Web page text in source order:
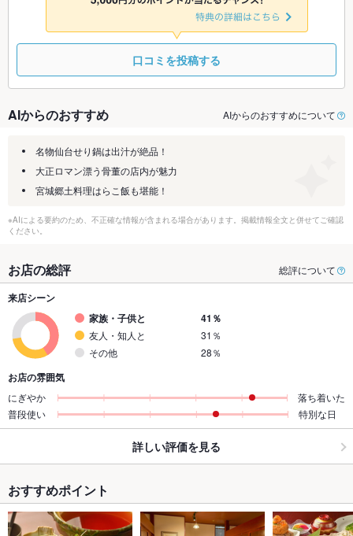
口コミを投稿する
AIからのおすすめ AIからのおすすめについて
名物仙台せり鍋は出汁が絶品！
大正ロマン漂う骨董の店内が魅力
宮城郷土料理はらこ飯も堪能！
※AIによる要約のため、不正確な情報が含まれる場合があります。掲載情報全文と併せてご確認
ください。
お店の総評 総評について
来店シーン
家族・子供と
41％
友人・知人と
31％
その他
28％
お店の雰囲気
にぎやか
落ち着いた
普段使い
特別な日
詳しい評価を見る
おすすめポイント